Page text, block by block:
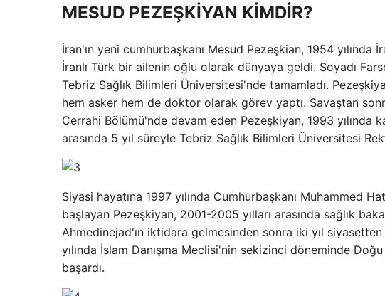
MESUD PEZEŞKİYAN KİMDİR?
İran'ın yeni cumhurbaşkanı Mesud Pezeşkian, 1954
İranlı Türk bir ailenin oğlu olarak dünyaya geldi. Soyadı
Tebriz Sağlık Bilimleri Üniversitesi'nde tamamladı.
hem asker hem de doktor olarak görev yaptı. Savaştan
Cerrahi Bölümü'nde devam eden Pezeşkiyan, 1993 yılında
arasında 5 yıl süreyle Tebriz Sağlık Bilimleri Üniversitesi
Siyasi hayatına 1997 yılında Cumhurbaşkanı Muhammed
başlayan Pezeşkiyan, 2001-2005 yılları arasında sağlık
Ahmedinejad'ın iktidara gelmesinden sonra iki yıl
yılında İslam Danışma Meclisi'nin sekizinci döneminde
başardı.